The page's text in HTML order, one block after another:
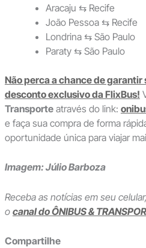
Aracaju ⇆ Recife
João Pessoa ⇆ Recife
Londrina ⇆ São Paulo
Paraty ⇆ São Paulo
Não perca a chance de garantir
desconto exclusivo da FlixBus!
Transporteatravés do link:
e faça sua compra de forma
oportunidade única para viajar
Imagem: Júlio Barboza
Receba as notícias em seu celular,
o canal do ÔNIBUS &
Compartilhe